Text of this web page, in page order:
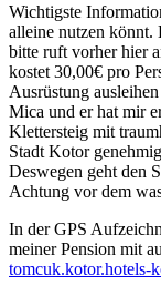
Wichtigste
alleine nutzen könnt.
bitte ruft vorher hier
kostet 30,00€ pro
Ausrüstung
Mica und er hat mir
Klettersteig mit
Stadt Kotor
Deswegen geht den
Achtung vor dem
In der GPS
meiner Pension mit
tomcuk.kotor.hotels-